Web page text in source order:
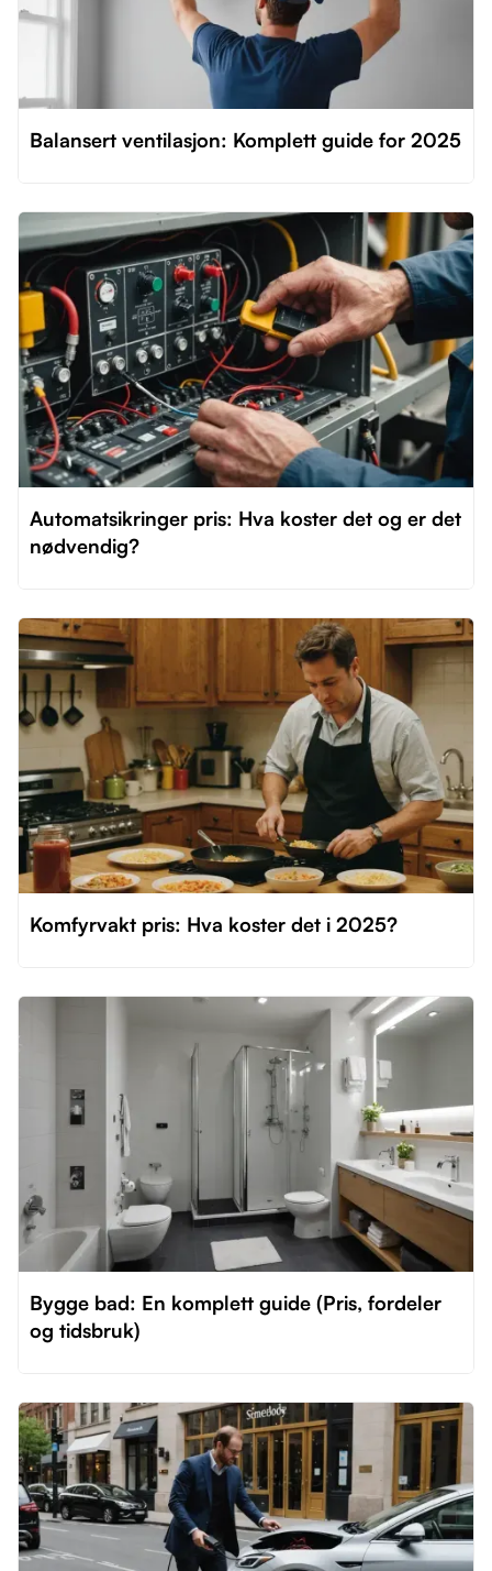
Balansert ventilasjon: Komplett guide for 2025
Automatsikringer pris: Hva koster det og er det
nødvendig?
Komfyrvakt pris: Hva koster det i 2025?
Bygge bad: En komplett guide (Pris, fordeler
og tidsbruk)